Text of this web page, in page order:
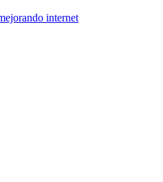
internet